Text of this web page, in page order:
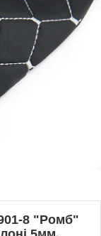
8 "Ромб"